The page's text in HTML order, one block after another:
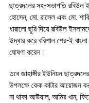
ছাত্রদলের সহ-সভাপতি রবিউল
হোসেন, মো. রাসেল এবং মো.
ধারালো ছুরি দিয়ে রবিউল
উদ্ধার করে বরিশাল শের-ই
ঘোষণা করেন।
তবে জাহাঙ্গীর ইউনিয়ন
উপলক্ষে কেক কাটার আয়োজন
না থাকা আউয়াল, আমির খান,